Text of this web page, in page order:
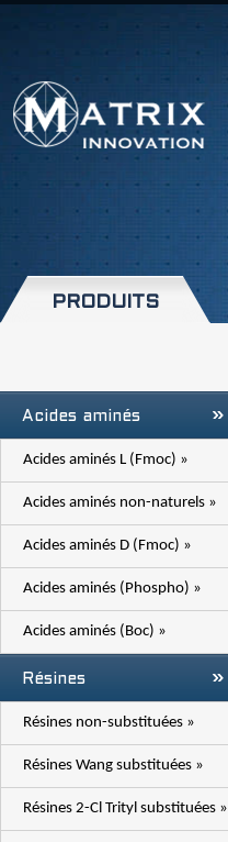
PRODUITS
Acides aminés
Acides aminés L (Fmoc) »
Acides aminés non-naturels »
Acides aminés D (Fmoc) »
Acides aminés (Phospho) »
Acides aminés (Boc) »
Résines
Résines non-substituées »
Résines Wang substituées »
Résines 2-Cl Trityl substituées »